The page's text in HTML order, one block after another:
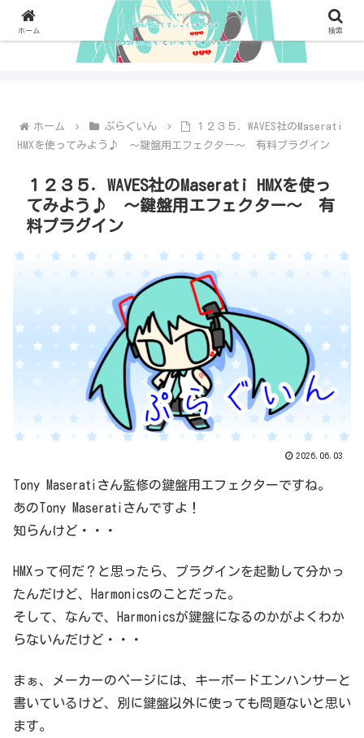
ホーム ぷらぐいん
１２３５．WAVES社のMaserati
HMXを使ってみよう♪ ～鍵盤用エフェクター～ 有料プラグイン
１２３５．WAVES社のMaserati HMXを使っ
てみよう♪ ～鍵盤用エフェクター～ 有
料プラグイン
2026.06.03
Tony Maseratiさん監修の鍵盤用エフェクターですね。
あのTony Maseratiさんですよ！
知らんけど・・・
HMXって何だ？と思ったら、プラグインを起動して分かっ
たんだけど、Harmonicsのことだった。
そして、なんで、Harmonicsが鍵盤になるのかがよくわか
らないんだけど・・・
まぁ、メーカーのページには、キーボードエンハンサーと
書いているけど、別に鍵盤以外に使っても問題ないと思い
ます。
ホーム 検索